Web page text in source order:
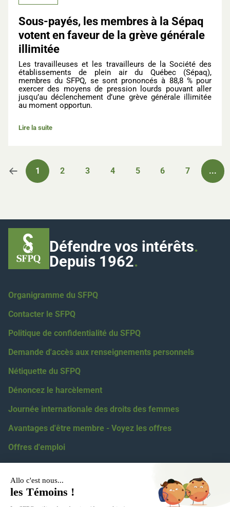
Sous-payés, les membres à la Sépaq
votent en faveur de la grève générale
illimitée
Les travailleuses et les travailleurs de la Société des
établissements de plein air du Québec (Sépaq),
membres duSFPQ, se sont prononcés à 88,8 % pour
exercer des moyens de pression lourds pouvant aller
jusqu’au déclenchement d’une grève générale illimitée
au moment opportun.
Lire la suite
Pagination
1 2 3 4 5 6 7 ...
Défendre vos intérêts.
Depuis 1962.
Organigramme du SFPQ
Contacter le SFPQ
Politique de confidentialité du SFPQ
Demande d'accès aux renseignements personnels
Nétiquette du SFPQ
Dénoncez le harcèlement
Journée internationale des droits des femmes
Avantages d'être membre - Voyez les offres
Offres d'emploi
Coordonnées
418 623-2424